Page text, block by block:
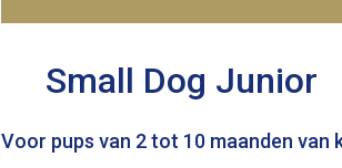
Small Dog Junior
Voor pups van 2 tot 10 maanden van